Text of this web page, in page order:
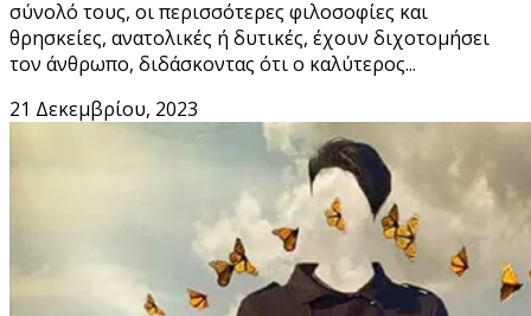
σύνολό τους, οι περισσότερες φιλοσοφίες και
θρησκείες, ανατολικές ή δυτικές, έχουν διχοτομήσει
τον άνθρωπο, διδάσκοντας ότι ο καλύτερος...
21 Δεκεμβρίου, 2023